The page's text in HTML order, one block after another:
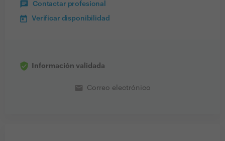
Contactar profesional
Verificar disponibilidad
Información validada
email Correo electrónico